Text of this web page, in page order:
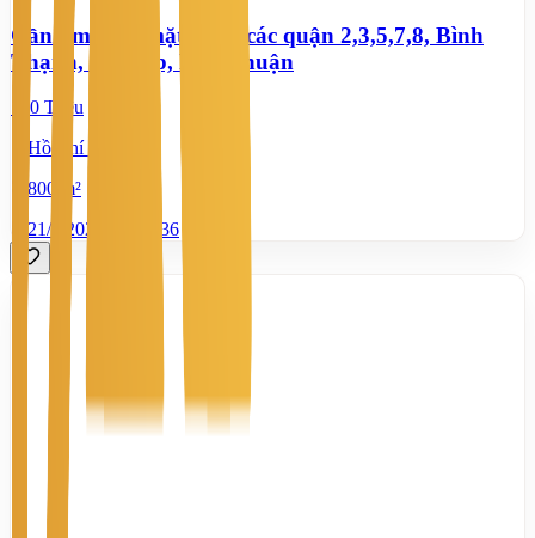
Cần tìm thuê mặt bằng các quận 2,3,5,7,8, Bình
Thạnh, Gò Vấp, Phú Nhuận
100 Triệu
Hồ Chí Minh
800 m²
21/7/2026
836